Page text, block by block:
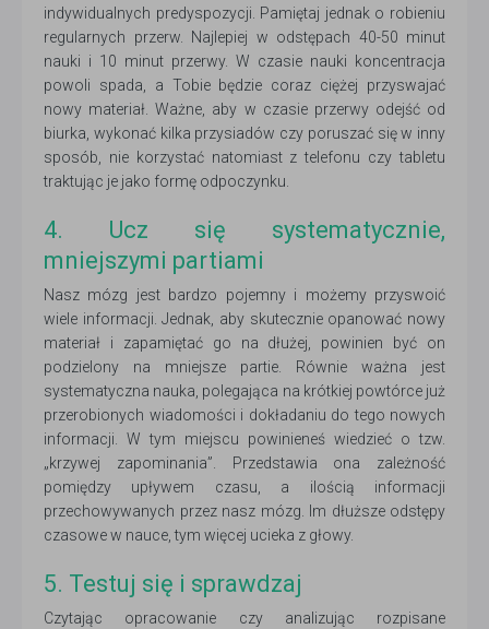
indywidualnych predyspozycji. Pamiętaj jednak o robieniu
regularnych przerw. Najlepiej w odstępach 40-50 minut
nauki i 10 minut przerwy. W czasie nauki koncentracja
powoli spada, a Tobie będzie coraz ciężej przyswajać
nowy materiał. Ważne, aby w czasie przerwy odejść od
biurka, wykonać kilka przysiadów czy poruszać się w inny
sposób, nie korzystać natomiast z telefonu czy tabletu
traktując je jako formę odpoczynku.
4. Ucz się systematycznie,
mniejszymi partiami
Nasz mózg jest bardzo pojemny i możemy przyswoić
wiele informacji. Jednak, aby skutecznie opanować nowy
materiał i zapamiętać go na dłużej, powinien być on
podzielony na mniejsze partie. Równie ważna jest
systematyczna nauka, polegająca na krótkiej powtórce już
przerobionych wiadomości i dokładaniu do tego nowych
informacji. W tym miejscu powinieneś wiedzieć o tzw.
„krzywej zapominania”. Przedstawia ona zależność
pomiędzy upływem czasu, a ilością informacji
przechowywanych przez nasz mózg. Im dłuższe odstępy
czasowe w nauce, tym więcej ucieka z głowy.
5. Testuj się i sprawdzaj
Czytając opracowanie czy analizując rozpisane